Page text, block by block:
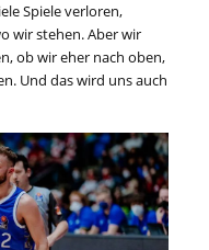
Spiele verloren,
wir stehen. Aber wir
ob wir eher nach oben,
Und das wird uns auch